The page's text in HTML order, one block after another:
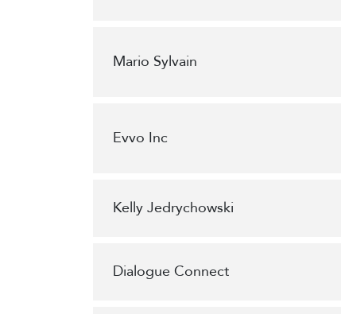
Mario Sylvain
Evvo Inc
Kelly Jedrychowski
Dialogue Connect